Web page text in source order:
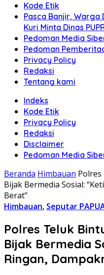
Kode Etik
Pasca Banjir, Warga
Kuri Minta Dinas
Pedoman Media
Pedoman
Privacy Policy
Redaksi
Tentang kami
Indeks
Kode Etik
Privacy Policy
Redaksi
Disclaimer
Pedoman Media
Beranda Himbauan
Bijak Bermedia Sosial:
Berat”
Himbauan, Seputar
Polres Teluk
Bijak Bermedia
Ringan,